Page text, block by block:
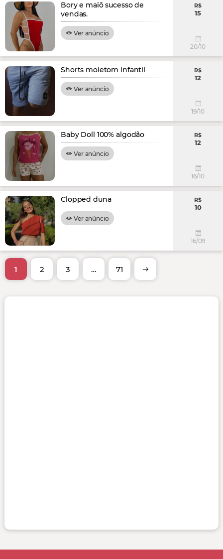
Bory e maiô sucesso de
vendas.
Ver anúncio
R$
15
20/10
Shorts moletom infantil
Ver anúncio
R$
12
19/10
Baby Doll 100% algodão
Ver anúncio
R$
12
16/10
Clopped duna
Ver anúncio
R$
10
16/09
1 2 3 … 71